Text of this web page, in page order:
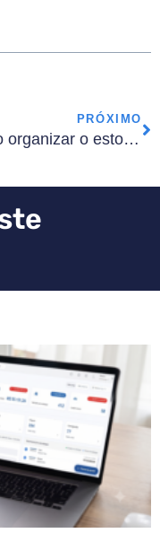
PRÓXIMO
Como organizar o estoque de veículos e aumentar o giro em 2026